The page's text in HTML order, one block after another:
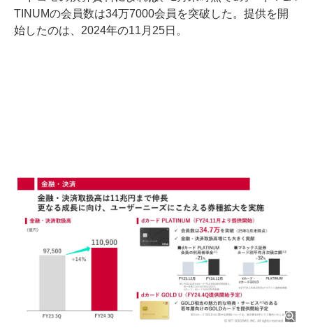
TINUMの会員数は34万7000会員を突破した。提供を開
始したのは、2024年の11月25日。